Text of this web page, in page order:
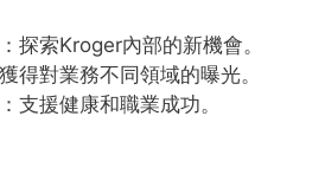
：探索Kroger內部的新機會。
得對業務不同領域的曝光。
：支援健康和職業成功。